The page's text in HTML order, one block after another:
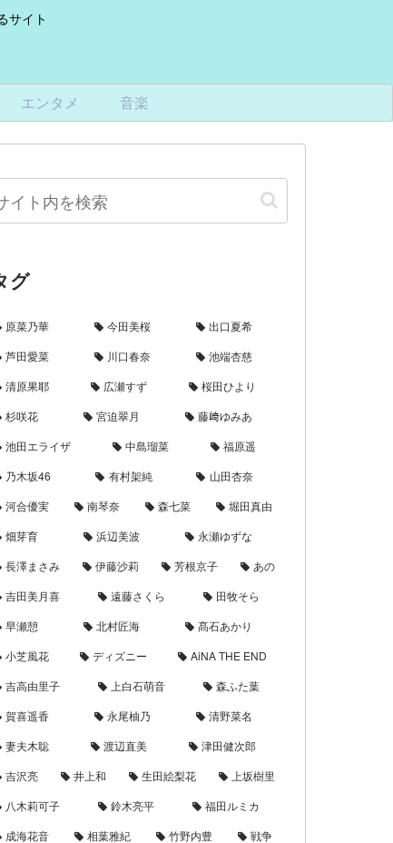
サイト
エンタメ 音楽
グ
原菜乃華 今田美桜
出口夏希
芦田愛菜
川口春奈
池端杏慈
清原果耶
広瀬すず
桜田ひより
杉咲花
宮迫翠月
藤﨑ゆみあ
池田エライザ
中島瑠菜
福原遥
乃木坂46
有村架純
山田杏奈
河合優実
南琴奈 森七菜
堀田真由
畑芽育
浜辺美波
永瀬ゆずな
長澤まさみ
伊藤沙莉 芳根京子
あの
吉田美月喜
遠藤さくら
田牧そら
早瀬憩
北村匠海
髙石あかり
小芝風花
ディズニー
AiNA THE END
吉高由里子
上白石萌音
森ふた葉
賀喜遥香
永尾柚乃
清野菜名
妻夫木聡
渡辺直美
津田健次郎
吉沢亮
井上和 生田絵梨花
上坂樹里
八木莉可子
鈴木亮平
福田ルミカ
成海花音
相葉雅紀 竹野内豊
戦争